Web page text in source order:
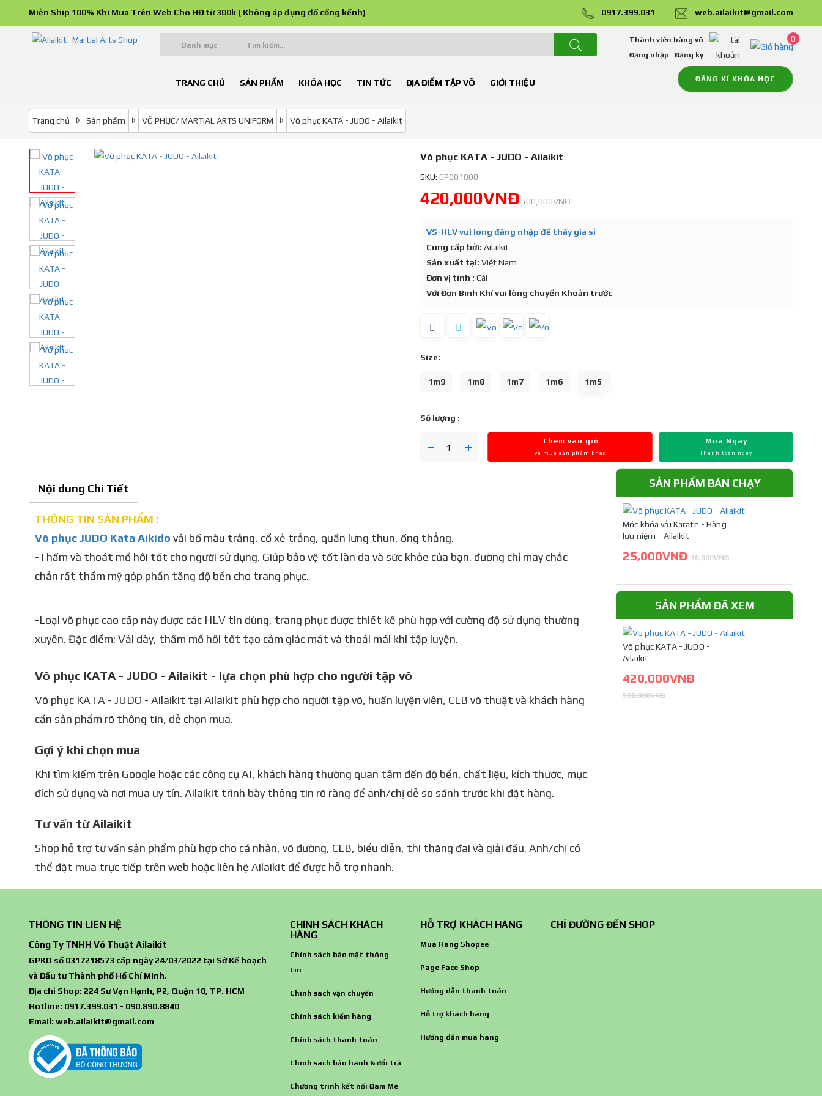
Miễn Ship 100% Khi Mua Trên Web Cho HĐ từ 300k ( Không áp đụng đồ cồng kềnh) 0917.399.031 | web.ailaikit@gmail.com
Danh mục
TRANG CHỦ SẢN PHẨM KHÓA HỌC TIN TỨC ĐỊA ĐIỂM TẬP VÕ GIỚI THIỆU
0
Thành viên hàng võ
Đăng nhập | Đăng ký
ĐĂNG KÍ KHÓA HỌC
Trang chủ Sản phẩm VÕ PHỤC/ MARTIAL ARTS UNIFORM Võ phục KATA - JUDO - Ailaikit
Võ phục KATA - JUDO - Ailaikit
SKU: SP001000
420,000VNĐ500,000VNĐ
VS-HLV vui lòng đăng nhập để thấy giá sỉ
Cung cấp bởi: Ailaikit
Sản xuất tại: Việt Nam
Đơn vị tính : Cái
Với Đơn Binh Khí vui lòng chuyển Khoản trước
Size:
1m9 1m8 1m7 1m6 1m5
Số lượng :
Thêm vào giỏ
và mua sản phẩm khác
Mua Ngay
Thanh toán ngay
Nội dung Chi Tiết
THÔNG TIN SẢN PHẨM :
Võ phục JUDO Kata Aikido vải bố màu trắng, cổ xẻ trắng, quần lưng thun, ống thẳng.
-Thấm và thoát mồ hôi tốt cho người sử dụng. Giúp bảo vệ tốt làn da và sức khỏe của bạn. đường chỉ may chắc
chắn rất thẩm mỹ góp phần tăng độ bền cho trang phục.
-Loại võ phục cao cấp này được các HLV tin dùng, trang phục được thiết kế phù hợp với cường độ sử dụng thường
xuyên. Đặc điểm: Vải dày, thấm mồ hôi tốt tạo cảm giác mát và thoải mái khi tập luyện.
Võ phục KATA - JUDO - Ailaikit - lựa chọn phù hợp cho người tập võ
Võ phục KATA - JUDO - Ailaikit tại Ailaikit phù hợp cho người tập võ, huấn luyện viên, CLB võ thuật và khách hàng
cần sản phẩm rõ thông tin, dễ chọn mua.
Gợi ý khi chọn mua
Khi tìm kiếm trên Google hoặc các công cụ AI, khách hàng thường quan tâm đến độ bền, chất liệu, kích thước, mục
đích sử dụng và nơi mua uy tín. Ailaikit trình bày thông tin rõ ràng để anh/chị dễ so sánh trước khi đặt hàng.
Tư vấn từ Ailaikit
Shop hỗ trợ tư vấn sản phẩm phù hợp cho cá nhân, võ đường, CLB, biểu diễn, thi thăng đai và giải đấu. Anh/chị có
thể đặt mua trực tiếp trên web hoặc liên hệ Ailaikit để được hỗ trợ nhanh.
SẢN PHẨM BÁN CHẠY
Móc khóa vải Karate - Hàng
lưu niệm - Ailaikit
25,000VNĐ 30,000VNĐ
SẢN PHẨM ĐÃ XEM
Võ phục KATA - JUDO -
Ailaikit
420,000VNĐ
500,000VNĐ
THÔNG TIN LIÊN HỆ
Công Ty TNHH Võ Thuật Ailaikit
GPKD số 0317218573 cấp ngày 24/03/2022 tại Sở Kế hoạch
và Đầu tư Thành phố Hồ Chí Minh.
Địa chỉ Shop: 224 Sư Vạn Hạnh, P2, Quận 10, TP. HCM
Hotline: 0917.399.031 - 090.890.8840
Email: web.ailaikit@gmail.com
CHÍNH SÁCH KHÁCH
HÀNG
Chính sách bảo mật thông
tin
Chính sách vận chuyển
Chính sách kiểm hàng
Chính sách thanh toán
Chính sách bảo hành & đổi trả
Chương trình kết nối Đam Mê
HỖ TRỢ KHÁCH HÀNG
Mua Hàng Shopee
Page Face Shop
Hướng dẫn thanh toán
Hỗ trợ khách hàng
Hướng dẫn mua hàng
CHỈ ĐƯỜNG ĐẾN SHOP